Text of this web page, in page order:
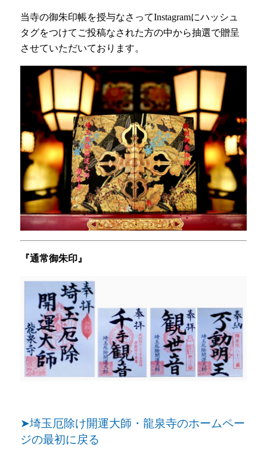
当寺の御朱印帳を授与なさってInstagramにハッシュ
タグをつけてご投稿なされた方の中から抽選で贈呈
させていただいております。
『通常御朱印』
➤埼玉厄除け開運大師・龍泉寺のホームペー
ジの最初に戻る